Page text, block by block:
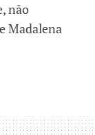
não
Madalena